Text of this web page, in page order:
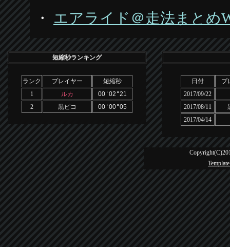
・ エアライド＠走法まとめ
短縮秒ランキング
ランク プレイヤー
短縮秒
1
ルカ 00 '02 "21
2
黒ピコ 00 '00"05
日付
プ
2017/09/22
2017/08/11
2017/04/14